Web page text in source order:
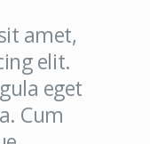
amet,
elit.
eget
Cum